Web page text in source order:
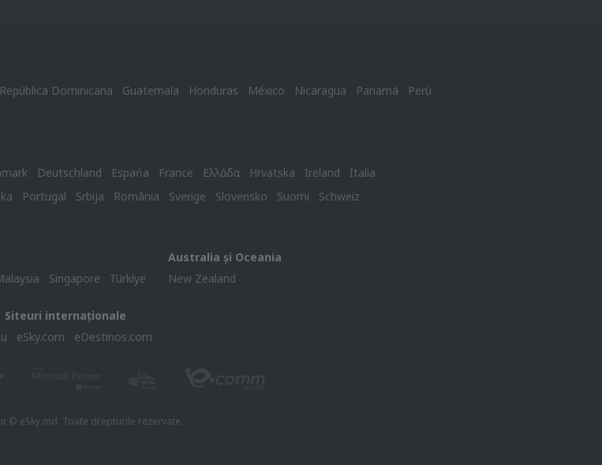
República Dominicana Guatemala Honduras México Nicaragua Panamá
Perú
Deutschland Espańa France Ελλάδα Hrvatska Ireland
Italia
Portugal Srbija România Sverige Slovensko Suomi
Schweiz
Singapore Türkiye
Australia și Oceania
New Zealand
Siteuri internaționale
eSky.com eDestinos.com
© eSky.md. Toate drepturile rezervate.